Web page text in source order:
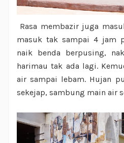
Rasa membazir juga
masuk tak sampai 4 jam
naik benda berpusing,
harimau tak ada lagi.
air sampai lebam. Hujan
sekejap, sambung main air